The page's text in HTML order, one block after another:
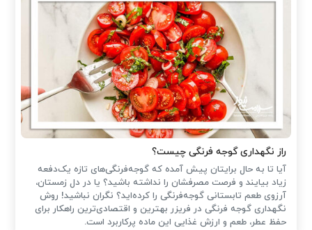
راز نگهداری گوجه فرنگی چیست؟
آیا تا به حال برایتان پیش آمده که گوجه‌فرنگی‌های تازه یک‌دفعه
زیاد بیایند و فرصت مصرفشان را نداشته باشید؟ یا در دل زمستان،
آرزوی طعم تابستانی گوجه‌فرنگی را کرده‌اید؟ نگران نباشید! روش
نگهداری گوجه فرنگی در فریزر بهترین و اقتصادی‌ترین راهکار برای
حفظ عطر، طعم و ارزش غذایی این ماده پرکاربرد است.